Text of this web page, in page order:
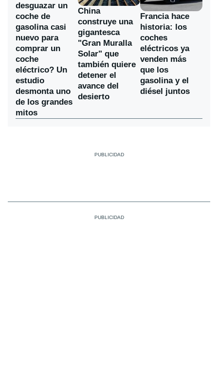
desguazar un
coche de
gasolina casi
nuevo para
comprar un
coche
eléctrico? Un
estudio
desmonta uno
de los grandes
mitos
China
construye una
gigantesca
"Gran Muralla
Solar" que
también quiere
detener el
avance del
desierto
Francia hace
historia: los
coches
eléctricos ya
venden más
que los
gasolina y el
diésel juntos